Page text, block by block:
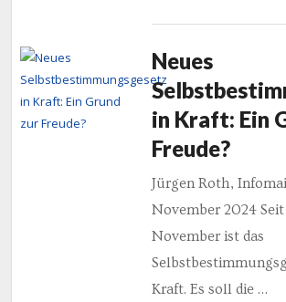
Neues
in Kraft: Ein
Freude?
Jürgen Roth,
November 2024 Seit
November ist das
Kraft. Es soll die …